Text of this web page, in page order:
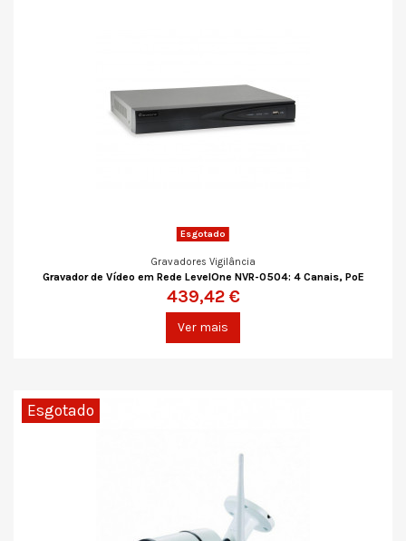
Esgotado
Gravadores Vigilância
Gravador de Vídeo em Rede LevelOne NVR-0504: 4 Canais, PoE
439,42 €
Ver mais
Esgotado